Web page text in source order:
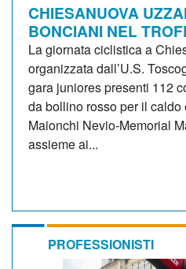
CHIESANUOVA
BONCIANI NEL
La giornata ciclistica a
organizzata dall’U.S.
gara juniores presenti 112
da bollino rosso per il
Maionchi Nevio-Memorial
assieme ai...
PROFESSIONISTI